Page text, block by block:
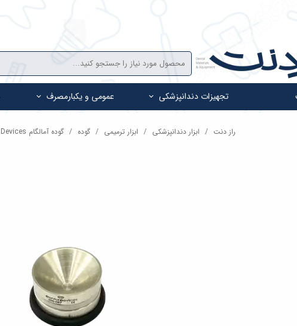
تجهیزات دندانپزشکی عمومی و یکبارمصرف
راز دنت ابزار دندانپزشکی ابزار ترمیمی گوده گوده آمالگام Dental Devices